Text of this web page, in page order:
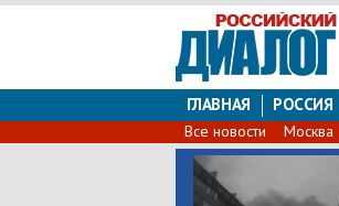
ГЛАВНАЯ РОССИЯ
Все новости Москва